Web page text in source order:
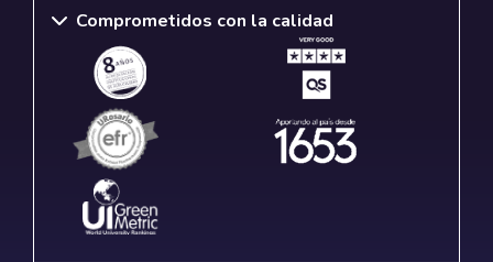
Comprometidos con la calidad